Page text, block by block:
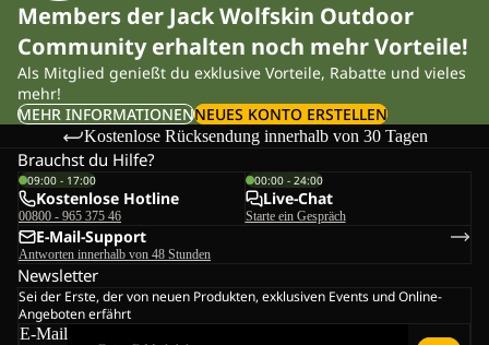
Members der Jack Wolfskin Outdoor
Community erhalten noch mehr Vorteile!
Als Mitglied genießt du exklusive Vorteile, Rabatte und vieles
mehr!
MEHR INFORMATIONENNEUES KONTO ERSTELLEN
Kostenlose Rücksendung innerhalb von 30 Tagen
Brauchst du Hilfe?
09:00 - 17:00
Kostenlose Hotline
00800 - 965 375 46
00:00 - 24:00
Live-Chat
Starte ein Gespräch
E-Mail-Support
Antworten innerhalb von 48 Stunden
Newsletter
Sei der Erste, der von neuen Produkten, exklusiven Events und Online-
Angeboten erfährt
E-Mail